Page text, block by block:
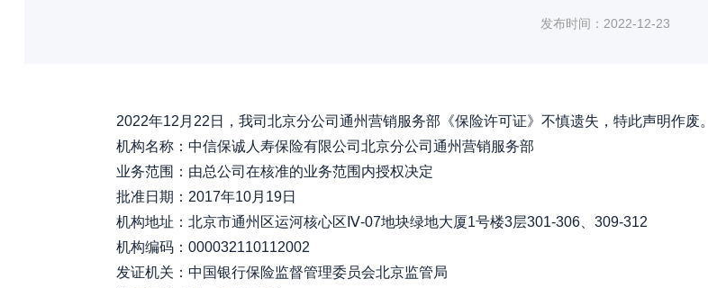
发布时间：2022-12-23
2022年12月22日，我司北京分公司通州营销服务部《保险许可证》不慎遗失，特此声明作废。
机构名称：中信保诚人寿保险有限公司北京分公司通州营销服务部
业务范围：由总公司在核准的业务范围内授权决定
批准日期：2017年10月19日
机构地址：北京市通州区运河核心区Ⅳ-07地块绿地大厦1号楼3层301-306、309-312
机构编码：000032110112002
发证机关：中国银行保险监督管理委员会北京监管局